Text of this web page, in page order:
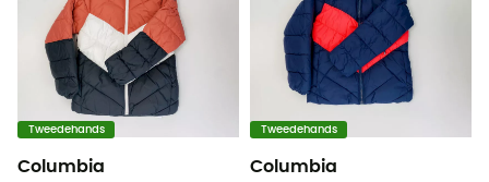
Tweedehands
Columbia
Tweedehands
Columbia